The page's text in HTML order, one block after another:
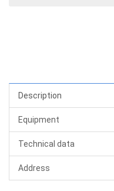
Description
Equipment
Technical data
Address